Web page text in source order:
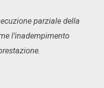
parziale della
l’inadempimento